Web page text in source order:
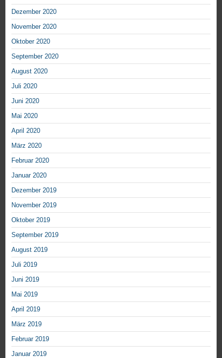
Dezember 2020
November 2020
Oktober 2020
September 2020
August 2020
Juli 2020
Juni 2020
Mai 2020
April 2020
März 2020
Februar 2020
Januar 2020
Dezember 2019
November 2019
Oktober 2019
September 2019
August 2019
Juli 2019
Juni 2019
Mai 2019
April 2019
März 2019
Februar 2019
Januar 2019